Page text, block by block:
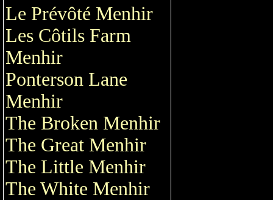
Le Prévôté Menhir
Les Côtils Farm
Menhir
Ponterson Lane
Menhir
The Broken Menhir
The Great Menhir
The Little Menhir
The White Menhir